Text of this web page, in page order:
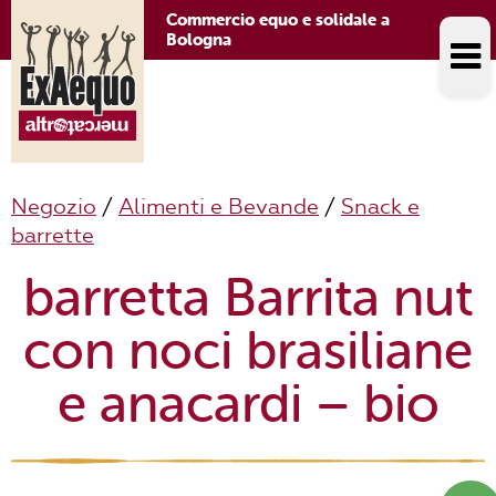
Commercio equo e solidale a
Bologna
Negozio / Alimenti e Bevande / Snack e
barrette
barretta Barrita nut
con noci brasiliane
e anacardi – bio